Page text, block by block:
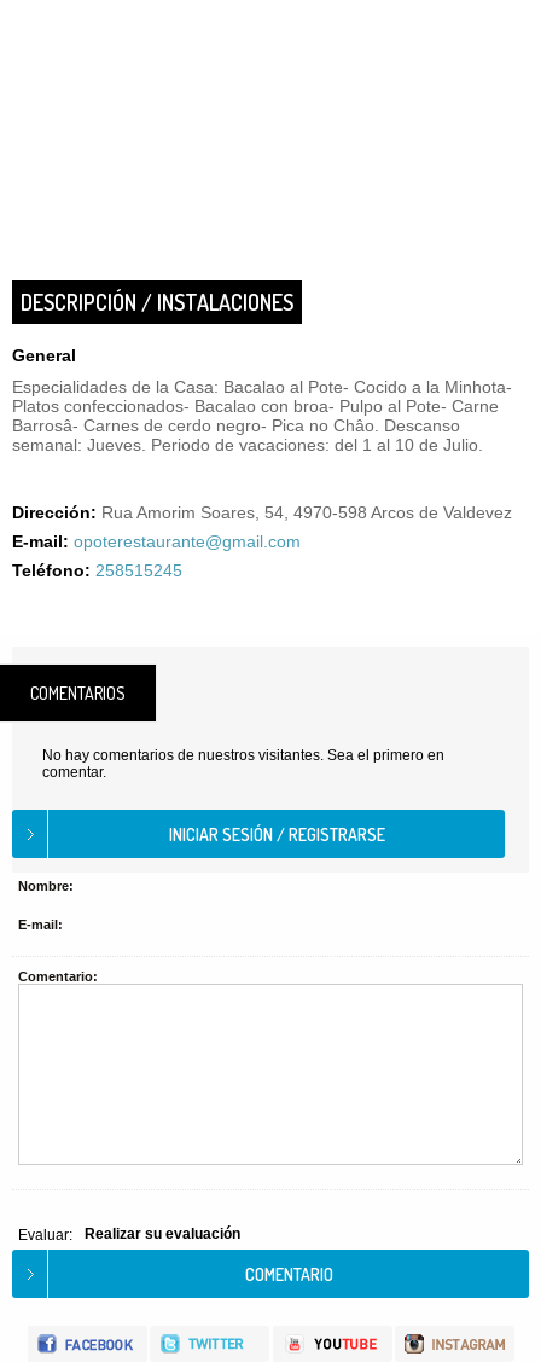
DESCRIPCIÓN / INSTALACIONES
General
Especialidades de la Casa: Bacalao al Pote- Cocido a la Minhota-
Platos confeccionados- Bacalao con broa- Pulpo al Pote- Carne
Barrosâ- Carnes de cerdo negro- Pica no Châo. Descanso
semanal: Jueves. Periodo de vacaciones: del 1 al 10 de Julio.
Dirección: Rua Amorim Soares, 54, 4970-598 Arcos de Valdevez
E-mail: opoterestaurante@gmail.com
Teléfono: 258515245
COMENTARIOS
No hay comentarios de nuestros visitantes. Sea el primero en
comentar.
Nombre:
E-mail:
Comentario:
Evaluar: Realizar su evaluación